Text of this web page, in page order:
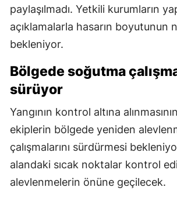
paylaşılmadı. Yetkili kurumların
açıklamalarla hasarın boyutunun
bekleniyor.
Bölgede soğutma
sürüyor
Yangının kontrol altına
ekiplerin bölgede yeniden
çalışmalarını sürdürmesi
alandaki sıcak noktalar kontrol
alevlenmelerin önüne geçilecek.